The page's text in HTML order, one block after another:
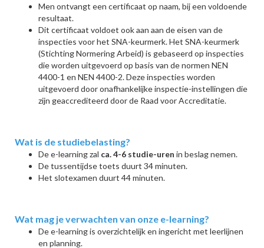
Men ontvangt een certificaat op naam, bij een voldoende
resultaat.
Dit certificaat voldoet ook aan aan de eisen van de
inspecties voor het SNA-keurmerk. Het SNA-keurmerk
(Stichting Normering Arbeid) is gebaseerd op inspecties
die worden uitgevoerd op basis van de normen NEN
4400-1 en NEN 4400-2. Deze inspecties worden
uitgevoerd door onafhankelijke inspectie-instellingen die
zijn geaccrediteerd door de Raad voor Accreditatie.
Wat is de studiebelasting?
De e-learning zal ca. 4-6 studie-uren in beslag nemen.
De tussentijdse toets duurt 34 minuten.
Het slotexamen duurt 44 minuten.
Wat mag je verwachten van onze e-learning?
De e-learning is overzichtelijk en ingericht met leerlijnen
en planning.